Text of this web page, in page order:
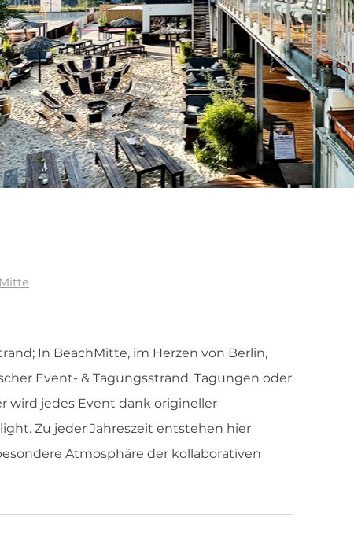
In BeachMitte, im Herzen von Berlin,
Event- & Tagungsstrand. Tagungen oder
wird jedes Event dank origineller
Zu jeder Jahreszeit entstehen hier
Atmosphäre der kollaborativen